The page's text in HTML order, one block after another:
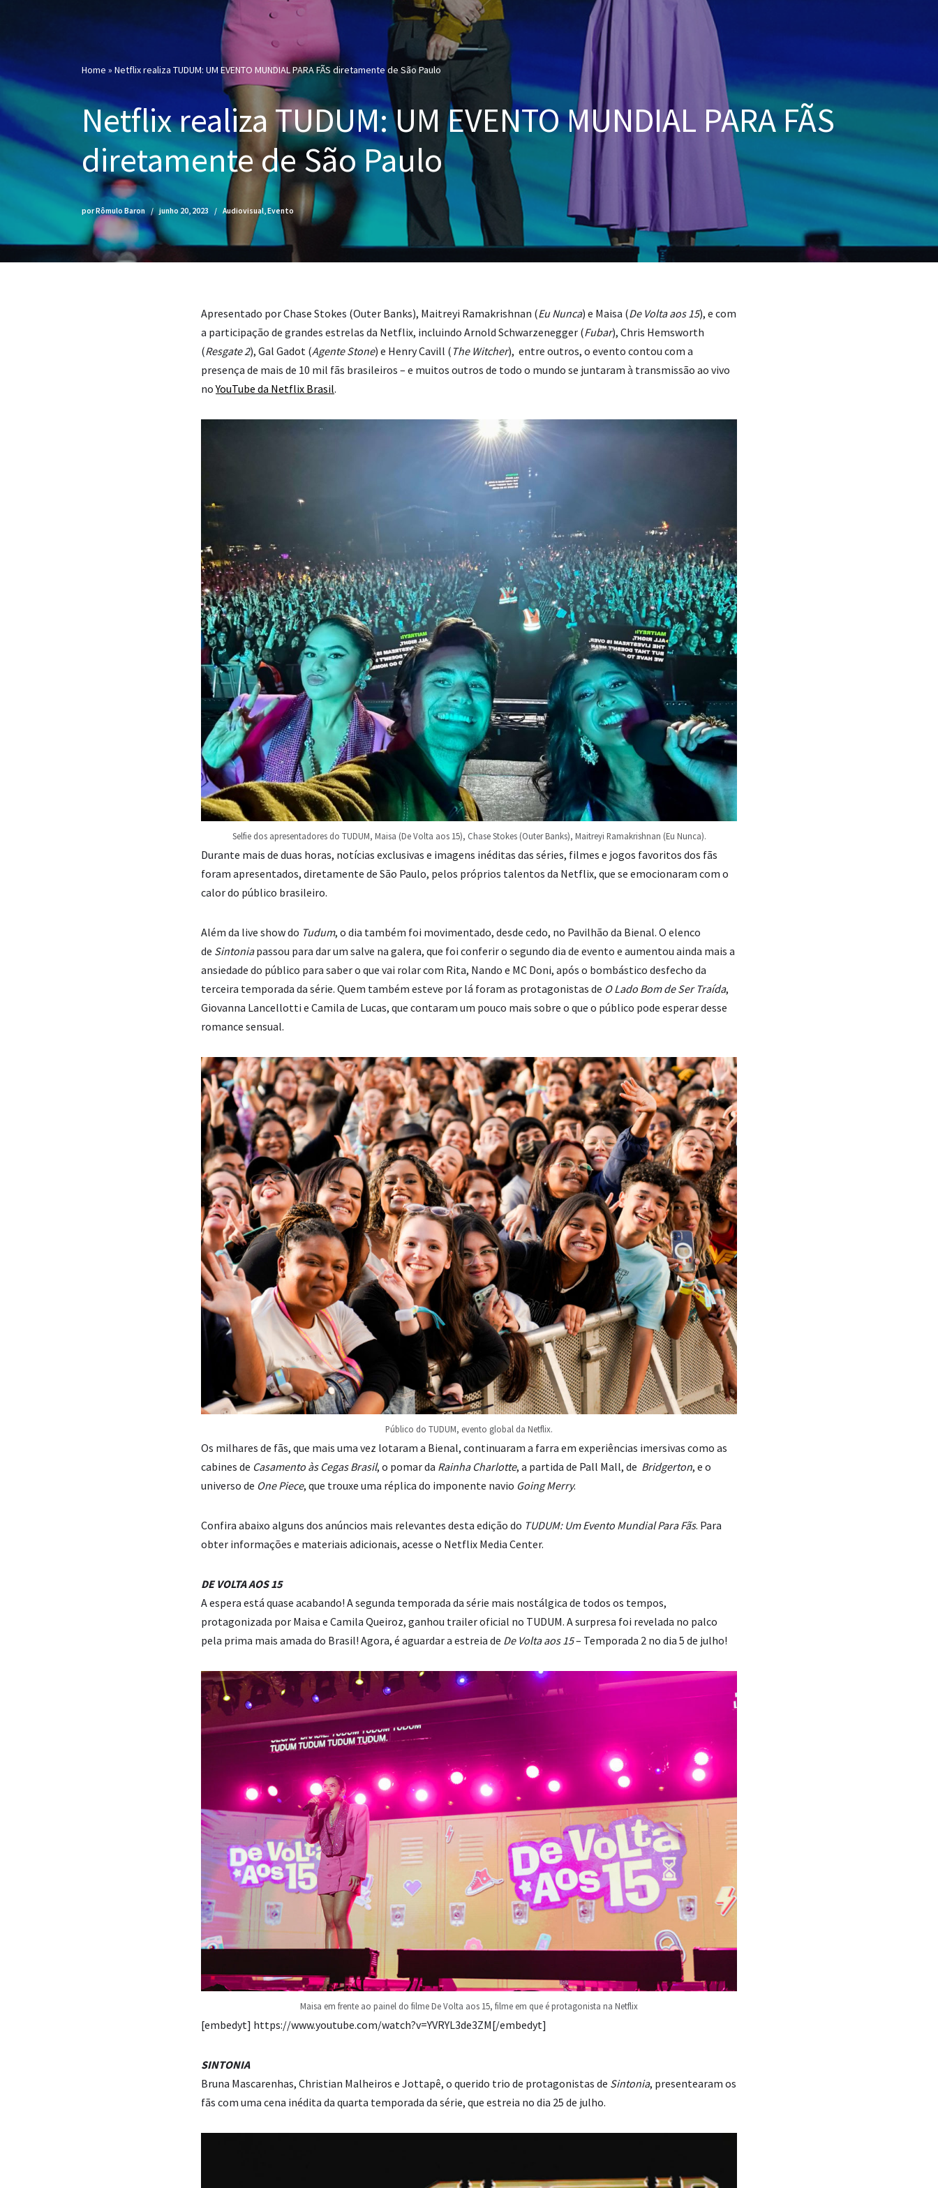
Home » Netflix realiza TUDUM: UM EVENTO MUNDIAL PARA FÃS diretamente de São Paulo
Netflix realiza TUDUM: UM EVENTO MUNDIAL PARA FÃS
diretamente de São Paulo
porRômulo Baron junho 20, 2023 Audiovisual,Evento
Apresentado por Chase Stokes (Outer Banks), Maitreyi Ramakrishnan (Eu Nunca) e Maisa (De Volta aos 15), e com
a participação de grandes estrelas da Netflix, incluindo Arnold Schwarzenegger (Fubar), Chris Hemsworth
(Resgate 2), Gal Gadot (Agente Stone) e Henry Cavill ( The Witcher), entre outros, o evento contou com a
presença de mais de 10 mil fãs brasileiros – e muitos outros de todo o mundo se juntaram à transmissão ao vivo
noYouTube da Netflix Brasil.
Selfie dos apresentadores do TUDUM, Maisa (De Volta aos 15), Chase Stokes (Outer Banks), Maitreyi Ramakrishnan (Eu Nunca).
Durante mais de duas horas, notícias exclusivas e imagens inéditas das séries, filmes e jogos favoritos dos fãs
foram apresentados, diretamente de São Paulo, pelos próprios talentos da Netflix, que se emocionaram com o
calor do público brasileiro.
Além da live show do Tudum, o dia também foi movimentado, desde cedo, no Pavilhão da Bienal. O elenco
de Sintoniapassou para dar um salve na galera, que foi conferir o segundo dia de evento e aumentou ainda mais a
ansiedade do público para saber o que vai rolar com Rita, Nando e MC Doni, após o bombástico desfecho da
terceira temporada da série. Quem também esteve por lá foram as protagonistas de O Lado Bom de Ser Traída,
Giovanna Lancellotti e Camila de Lucas, que contaram um pouco mais sobre o que o público pode esperar desse
romance sensual.
Público do TUDUM, evento global da Netflix.
Os milhares de fãs, que mais uma vez lotaram a Bienal, continuaram a farra em experiências imersivas como as
cabines de Casamento às Cegas Brasil, o pomar da Rainha Charlotte, a partida de Pall Mall, de Bridgerton, e o
universo de One Piece, que trouxe uma réplica do imponente navio Going Merry.
Confira abaixo alguns dos anúncios mais relevantes desta edição do TUDUM: Um Evento Mundial Para Fãs. Para
obter informações e materiais adicionais, acesse o Netflix Media Center.
DE VOLTA AOS 15
A espera está quase acabando! A segunda temporada da série mais nostálgica de todos os tempos,
protagonizada por Maisa e Camila Queiroz, ganhou trailer oficial no TUDUM. A surpresa foi revelada no palco
pela prima mais amada do Brasil! Agora, é aguardar a estreia de De Volta aos 15– Temporada 2 no dia 5 de julho!
Maisa em frente ao painel do filme De Volta aos 15, filme em que é protagonista na Netflix
[embedyt] https://www.youtube.com/watch?v=YVRYL3de3ZM[/embedyt]
SINTONIA
Bruna Mascarenhas, Christian Malheiros e Jottapê, o querido trio de protagonistas de Sintonia, presentearam os
fãs com uma cena inédita da quarta temporada da série, que estreia no dia 25 de julho.